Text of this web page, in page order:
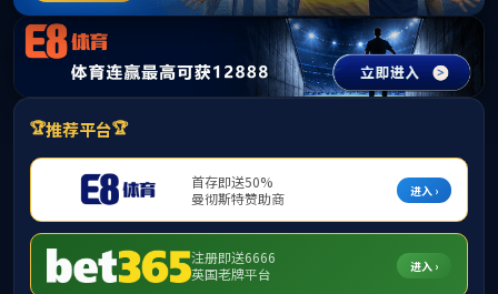
提示：访问地址无效，allen-bradley-powerflex-4-22a-a2p3f104找不到
对应的栏目！
首页